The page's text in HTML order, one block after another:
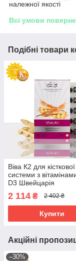
належної якості
Всі умови
Подібні товари
Віва К2 для кісткової
системи з
D3 Швейцарія
2 114 ₴ 2 402 ₴
Купити
Акційні
–30%